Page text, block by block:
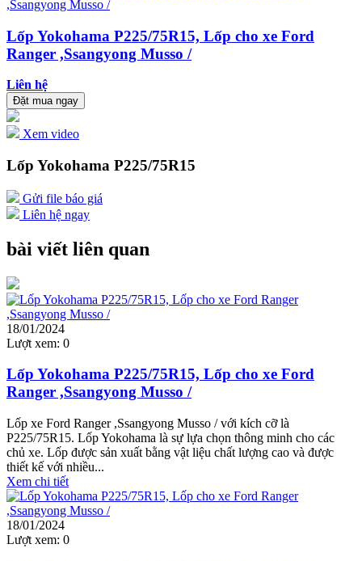
Lốp Yokohama P225/75R15, Lốp cho xe Ford
Ranger ,Ssangyong Musso /
Liên hệ
Đặt mua ngay
Xem video
Lốp Yokohama P225/75R15
Gửi file báo giá
Liên hệ ngay
bài viết liên quan
18/01/2024
Lượt xem: 0
Lốp Yokohama P225/75R15, Lốp cho xe Ford
Ranger ,Ssangyong Musso /
Lốp xe Ford Ranger ,Ssangyong Musso / với kích cỡ là
P225/75R15. Lốp Yokohama là sự lựa chọn thông minh cho các
chủ xe. Lốp được sản xuất bằng vật liệu chất lượng cao và được
thiết kế với nhiều...
Xem chi tiết
18/01/2024
Lượt xem: 0